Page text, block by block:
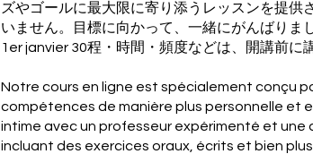
ズやゴールに最大限に寄り添うレッスンを提供
いません。目標に向かって、一緒にがんばりま
1er janvier 30程・時間・頻度などは、開講前に
Notre cours en ligne est spécialement conçu
compétences de manière plus personnelle et
intime avec un professeur expérimenté et
incluant des exercices oraux, écrits et bien